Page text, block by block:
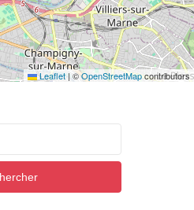
Leaflet |©OpenStreetMapcontributors